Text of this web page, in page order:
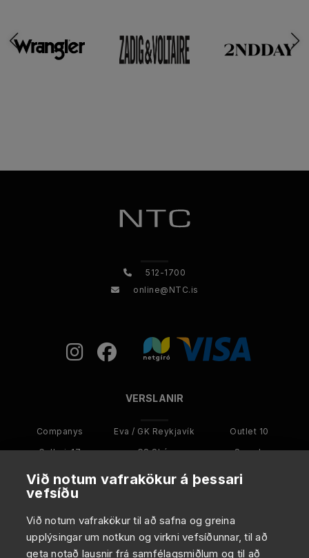
Við notum vafrakökur á þessari
vefsíðu
Við notum vafrakökur til að safna og greina
upplýsingar um notkun og virkni vefsíðunnar, til að
geta notað lausnir frá samfélagsmiðlum og til að
512-1700
online@NTC.is
VERSLANIR
Companys Eva / GK Reykjavík
Outlet 10
Galleri-17
GS Skór
Smash
Kultur Menn
Kultur Karakter
Um NTC